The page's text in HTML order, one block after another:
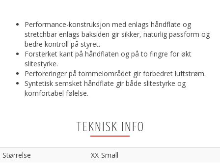
Performance-konstruksjon med enlags håndflate og
stretchbar enlags baksiden gir sikker, naturlig passform og
bedre kontroll på styret.
Forsterket kant på håndflaten og på to fingre for økt
slitestyrke.
Perforeringer på tommelområdet gir forbedret luftstrøm.
Syntetisk semsket håndflate gir både slitestyrke og
komfortabel følelse.
TEKNISK INFO
Størrelse XX-Small